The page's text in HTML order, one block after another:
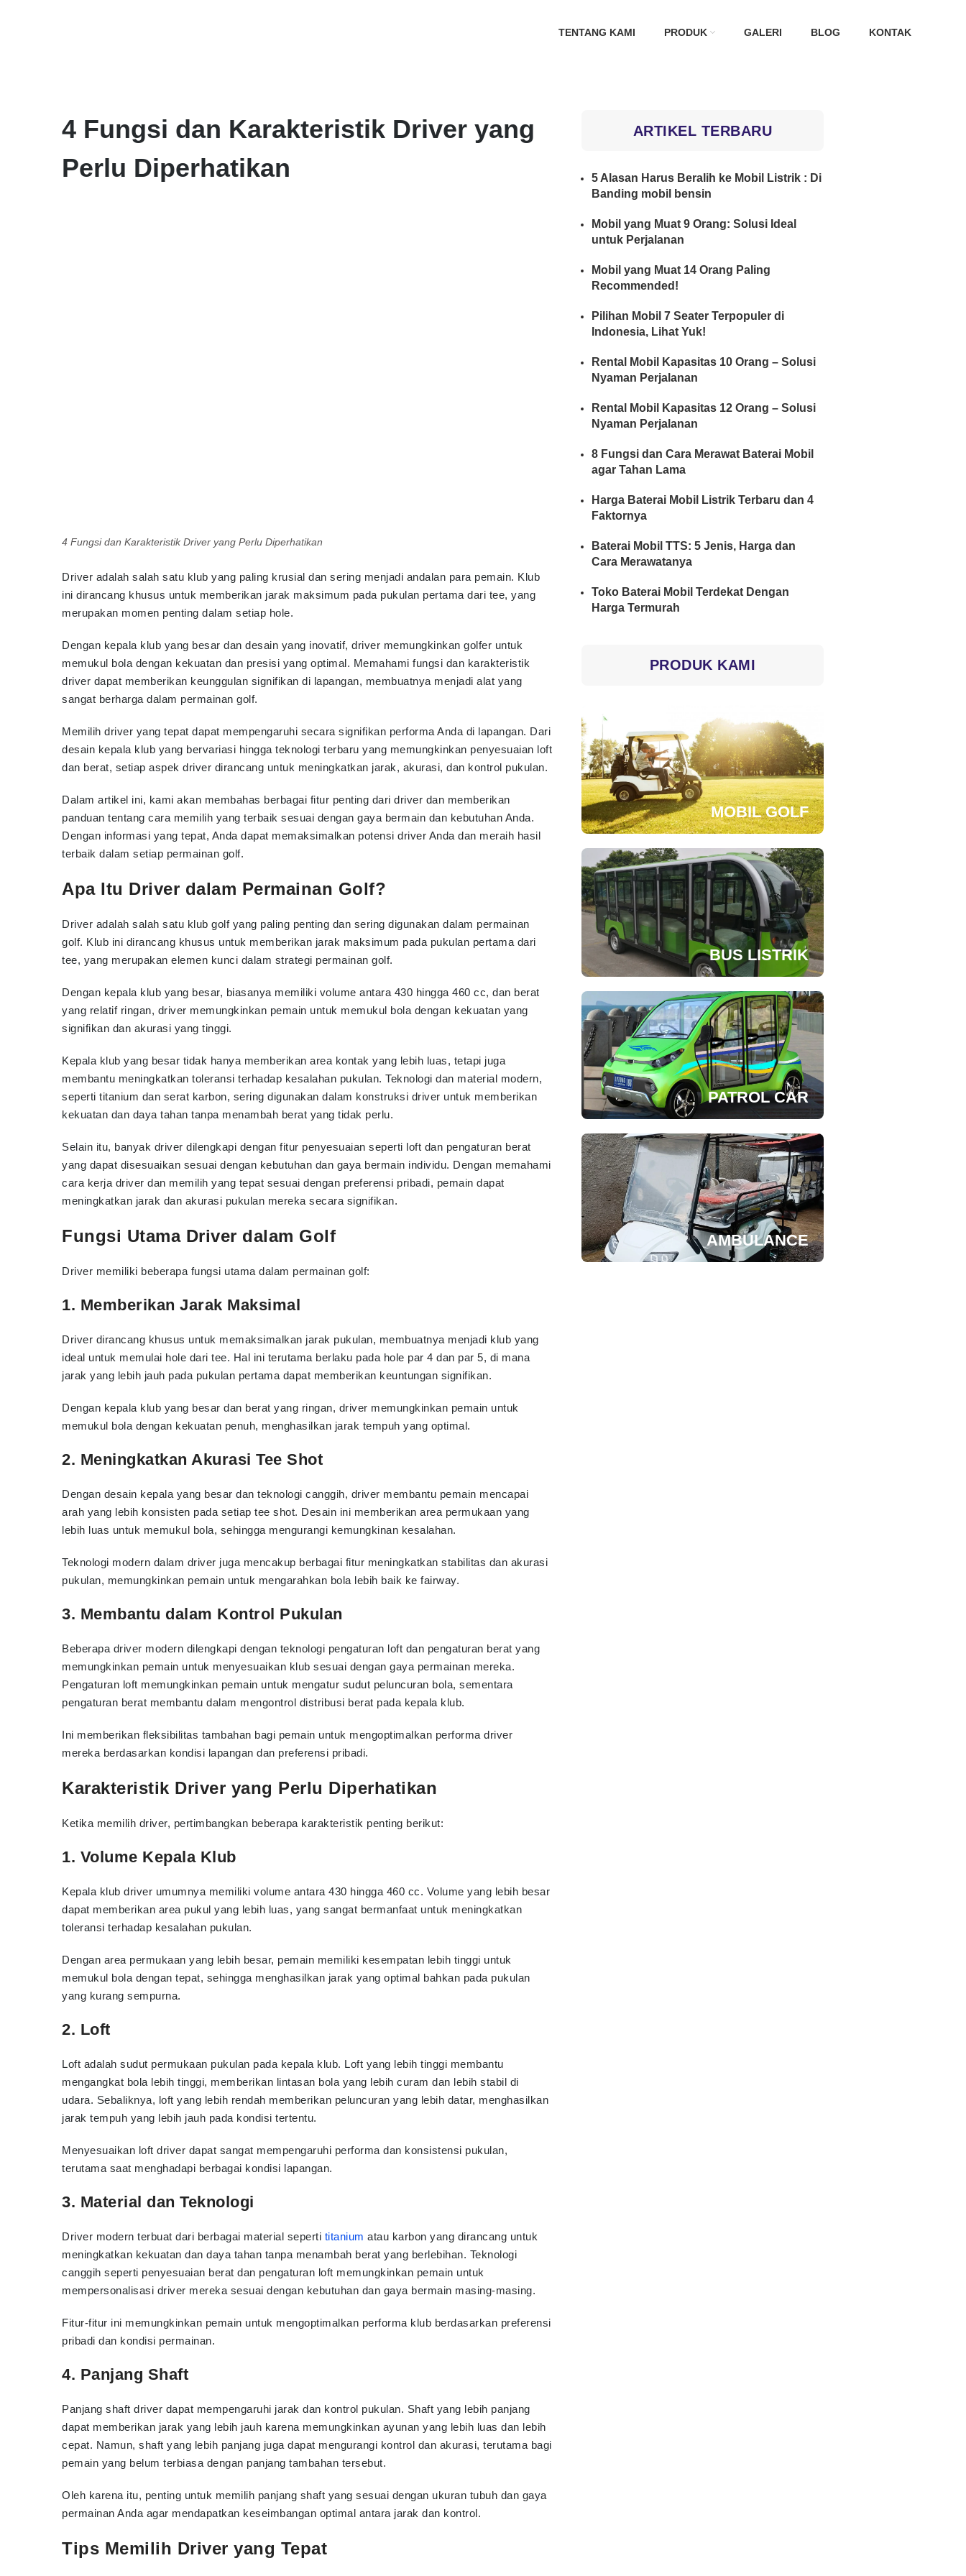
TENTANG KAMI PRODUK GALERI BLOG KONTAK
4 Fungsi dan Karakteristik Driver yang
Perlu Diperhatikan
4 Fungsi dan Karakteristik Driver yang Perlu Diperhatikan
Driver adalah salah satu klub yang paling krusial dan sering menjadi andalan para pemain. Klub
ini dirancang khusus untuk memberikan jarak maksimum pada pukulan pertama dari tee, yang
merupakan momen penting dalam setiap hole.
Dengan kepala klub yang besar dan desain yang inovatif, driver memungkinkan golfer untuk
memukul bola dengan kekuatan dan presisi yang optimal. Memahami fungsi dan karakteristik
driver dapat memberikan keunggulan signifikan di lapangan, membuatnya menjadi alat yang
sangat berharga dalam permainan golf.
Memilih driver yang tepat dapat mempengaruhi secara signifikan performa Anda di lapangan. Dari
desain kepala klub yang bervariasi hingga teknologi terbaru yang memungkinkan penyesuaian loft
dan berat, setiap aspek driver dirancang untuk meningkatkan jarak, akurasi, dan kontrol pukulan.
Dalam artikel ini, kami akan membahas berbagai fitur penting dari driver dan memberikan
panduan tentang cara memilih yang terbaik sesuai dengan gaya bermain dan kebutuhan Anda.
Dengan informasi yang tepat, Anda dapat memaksimalkan potensi driver Anda dan meraih hasil
terbaik dalam setiap permainan golf.
Apa Itu Driver dalam Permainan Golf?
Driver adalah salah satu klub golf yang paling penting dan sering digunakan dalam permainan
golf. Klub ini dirancang khusus untuk memberikan jarak maksimum pada pukulan pertama dari
tee, yang merupakan elemen kunci dalam strategi permainan golf.
Dengan kepala klub yang besar, biasanya memiliki volume antara 430 hingga 460 cc, dan berat
yang relatif ringan, driver memungkinkan pemain untuk memukul bola dengan kekuatan yang
signifikan dan akurasi yang tinggi.
Kepala klub yang besar tidak hanya memberikan area kontak yang lebih luas, tetapi juga
membantu meningkatkan toleransi terhadap kesalahan pukulan. Teknologi dan material modern,
seperti titanium dan serat karbon, sering digunakan dalam konstruksi driver untuk memberikan
kekuatan dan daya tahan tanpa menambah berat yang tidak perlu.
Selain itu, banyak driver dilengkapi dengan fitur penyesuaian seperti loft dan pengaturan berat
yang dapat disesuaikan sesuai dengan kebutuhan dan gaya bermain individu. Dengan memahami
cara kerja driver dan memilih yang tepat sesuai dengan preferensi pribadi, pemain dapat
meningkatkan jarak dan akurasi pukulan mereka secara signifikan.
Fungsi Utama Driver dalam Golf
Driver memiliki beberapa fungsi utama dalam permainan golf:
1. Memberikan Jarak Maksimal
Driver dirancang khusus untuk memaksimalkan jarak pukulan, membuatnya menjadi klub yang
ideal untuk memulai hole dari tee. Hal ini terutama berlaku pada hole par 4 dan par 5, di mana
jarak yang lebih jauh pada pukulan pertama dapat memberikan keuntungan signifikan.
Dengan kepala klub yang besar dan berat yang ringan, driver memungkinkan pemain untuk
memukul bola dengan kekuatan penuh, menghasilkan jarak tempuh yang optimal.
2. Meningkatkan Akurasi Tee Shot
Dengan desain kepala yang besar dan teknologi canggih, driver membantu pemain mencapai
arah yang lebih konsisten pada setiap tee shot. Desain ini memberikan area permukaan yang
lebih luas untuk memukul bola, sehingga mengurangi kemungkinan kesalahan.
Teknologi modern dalam driver juga mencakup berbagai fitur meningkatkan stabilitas dan akurasi
pukulan, memungkinkan pemain untuk mengarahkan bola lebih baik ke fairway.
3. Membantu dalam Kontrol Pukulan
Beberapa driver modern dilengkapi dengan teknologi pengaturan loft dan pengaturan berat yang
memungkinkan pemain untuk menyesuaikan klub sesuai dengan gaya permainan mereka.
Pengaturan loft memungkinkan pemain untuk mengatur sudut peluncuran bola, sementara
pengaturan berat membantu dalam mengontrol distribusi berat pada kepala klub.
Ini memberikan fleksibilitas tambahan bagi pemain untuk mengoptimalkan performa driver
mereka berdasarkan kondisi lapangan dan preferensi pribadi.
Karakteristik Driver yang Perlu Diperhatikan
Ketika memilih driver, pertimbangkan beberapa karakteristik penting berikut:
1. Volume Kepala Klub
Kepala klub driver umumnya memiliki volume antara 430 hingga 460 cc. Volume yang lebih besar
dapat memberikan area pukul yang lebih luas, yang sangat bermanfaat untuk meningkatkan
toleransi terhadap kesalahan pukulan.
Dengan area permukaan yang lebih besar, pemain memiliki kesempatan lebih tinggi untuk
memukul bola dengan tepat, sehingga menghasilkan jarak yang optimal bahkan pada pukulan
yang kurang sempurna.
2. Loft
Loft adalah sudut permukaan pukulan pada kepala klub. Loft yang lebih tinggi membantu
mengangkat bola lebih tinggi, memberikan lintasan bola yang lebih curam dan lebih stabil di
udara. Sebaliknya, loft yang lebih rendah memberikan peluncuran yang lebih datar, menghasilkan
jarak tempuh yang lebih jauh pada kondisi tertentu.
Menyesuaikan loft driver dapat sangat mempengaruhi performa dan konsistensi pukulan,
terutama saat menghadapi berbagai kondisi lapangan.
3. Material dan Teknologi
Driver modern terbuat dari berbagai material seperti titanium atau karbon yang dirancang untuk
meningkatkan kekuatan dan daya tahan tanpa menambah berat yang berlebihan. Teknologi
canggih seperti penyesuaian berat dan pengaturan loft memungkinkan pemain untuk
mempersonalisasi driver mereka sesuai dengan kebutuhan dan gaya bermain masing-masing.
Fitur-fitur ini memungkinkan pemain untuk mengoptimalkan performa klub berdasarkan preferensi
pribadi dan kondisi permainan.
4. Panjang Shaft
Panjang shaft driver dapat mempengaruhi jarak dan kontrol pukulan. Shaft yang lebih panjang
dapat memberikan jarak yang lebih jauh karena memungkinkan ayunan yang lebih luas dan lebih
cepat. Namun, shaft yang lebih panjang juga dapat mengurangi kontrol dan akurasi, terutama bagi
pemain yang belum terbiasa dengan panjang tambahan tersebut.
Oleh karena itu, penting untuk memilih panjang shaft yang sesuai dengan ukuran tubuh dan gaya
permainan Anda agar mendapatkan keseimbangan optimal antara jarak dan kontrol.
Tips Memilih Driver yang Tepat
ARTIKEL TERBARU
5 Alasan Harus Beralih ke Mobil Listrik : Di
Banding mobil bensin
Mobil yang Muat 9 Orang: Solusi Ideal
untuk Perjalanan
Mobil yang Muat 14 Orang Paling
Recommended!
Pilihan Mobil 7 Seater Terpopuler di
Indonesia, Lihat Yuk!
Rental Mobil Kapasitas 10 Orang – Solusi
Nyaman Perjalanan
Rental Mobil Kapasitas 12 Orang – Solusi
Nyaman Perjalanan
8 Fungsi dan Cara Merawat Baterai Mobil
agar Tahan Lama
Harga Baterai Mobil Listrik Terbaru dan 4
Faktornya
Baterai Mobil TTS: 5 Jenis, Harga dan
Cara Merawatanya
Toko Baterai Mobil Terdekat Dengan
Harga Termurah
PRODUK KAMI
MOBIL GOLF
BUS LISTRIK
PATROL CAR
AMBULANCE